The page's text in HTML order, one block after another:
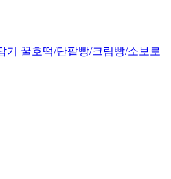
기 꿀호떡/단팥빵/크림빵/소보로